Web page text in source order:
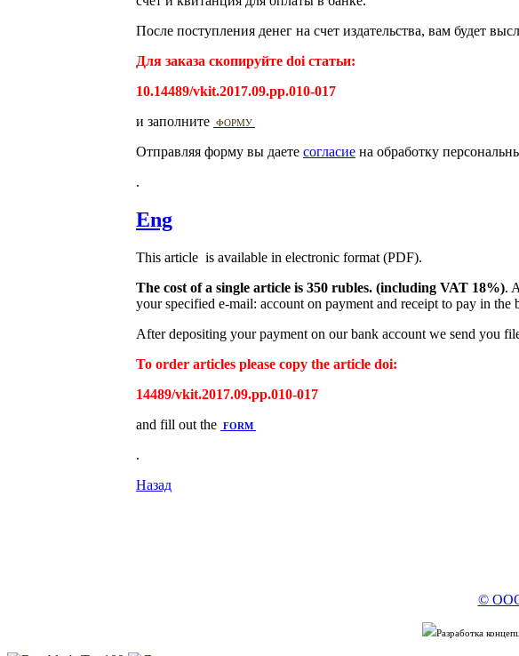
После поступления денег на счет издательства, вам будет
Для заказа скопируйте doi статьи:
10.14489/vkit.2017.09.pp.010-017
и заполните ФОРМУ
Отправляя форму вы даете согласие на обработку
.
Eng
This article is available in electronic format (PDF).
The cost of a single article is 350 rubles. (including VAT 18%).
your specified e-mail: account on payment and receipt to pay in the
After depositing your payment on our bank account we send you
To order articles please copy the article doi:
14489/vkit.2017.09.pp.010-017
and fill out the FORM
.
Назад
© ООО
Разработка